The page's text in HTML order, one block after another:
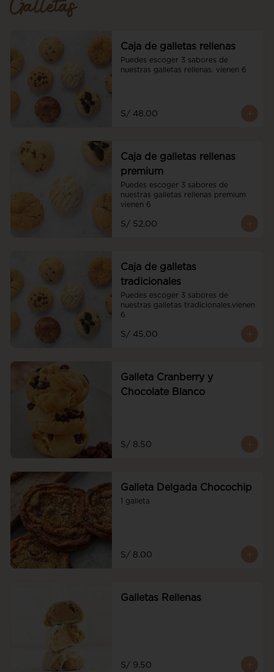
Galletas
Caja de galletas rellenas
Puedes escoger 3 sabores de
nuestras galletas rellenas. vienen 6
S/ 48.00
Caja de galletas rellenas
premium
Puedes escoger 3 sabores de
nuestras galletas rellenas premium
vienen 6
S/ 52.00
Caja de galletas
tradicionales
Puedes escoger 3 sabores de
nuestras galletas tradicionales.vienen
6
S/ 45.00
Galleta Cranberry y
Chocolate Blanco
S/ 8.50
Galleta Delgada Chocochip
1 galleta
S/ 8.00
Galletas Rellenas
S/ 9.50